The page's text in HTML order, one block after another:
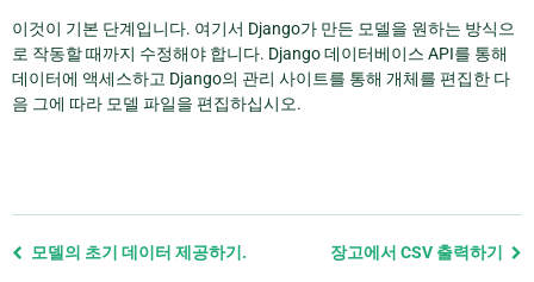
이것이 기본 단계입니다. 여기서 Django가 만든 모델을 원하는 방식으
로 작동할 때까지 수정해야 합니다. Django 데이터베이스 API를 통해
데이터에 액세스하고 Django의 관리 사이트를 통해 개체를 편집한 다
음 그에 따라 모델 파일을 편집하십시오.
Previous
모델의 초기 데이터 제공하기. 장고에서 CSV 출력하기